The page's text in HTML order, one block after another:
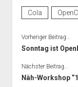
Cola
Vorheriger Beitrag...
Sonntag ist
Nächster Beitrag...
Näh-Workshop